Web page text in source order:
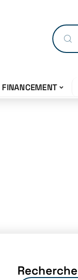
FINANCEMENT
Recherche